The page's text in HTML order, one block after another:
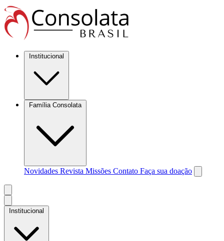
Institucional
Família Consolata
Novidades Revista Missões Contato Faça sua doação
Institucional